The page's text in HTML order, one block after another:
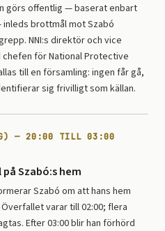
görs offentlig — baserat enbart
brottmål mot Szabó
NNI:s direktör och vice
för National Protective
till en församling: ingen får gå,
sig frivilligt som källan.
— 20:00 TILL 03:00
Szabó:s hem
Szabó om att hans hem
varar till 02:00; flera
Efter 03:00 blir han förhörd